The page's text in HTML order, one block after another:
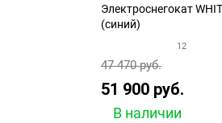
Электроснегокат
(синий)
12
47 470 руб.
51 900 руб.
В наличии